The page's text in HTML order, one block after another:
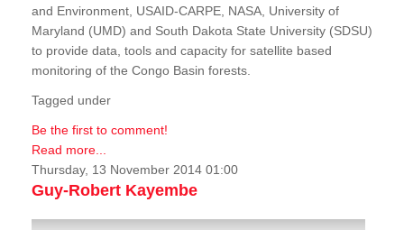
and Environment, USAID-CARPE, NASA, University of
Maryland (UMD) and South Dakota State University (SDSU)
to provide data, tools and capacity for satellite based
monitoring of the Congo Basin forests.
Tagged under
Be the first to comment!
Read more...
Thursday, 13 November 2014 01:00
Guy-Robert Kayembe